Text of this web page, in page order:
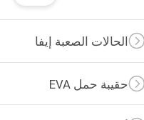
الحالات الصعبة إيفا
حقيبة حمل EVA